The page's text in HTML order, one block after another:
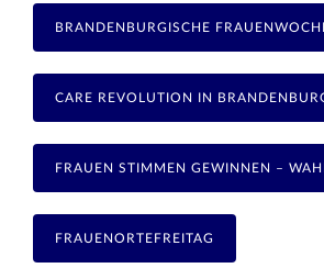
BRANDENBURGISCHE
CARE REVOLUTION IN
FRAUEN STIMMEN GEWINNEN –
FRAUENORTEFREITAG